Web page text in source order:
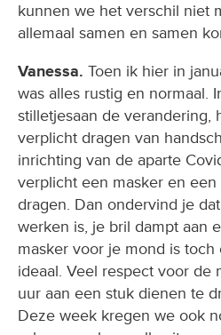
kunnen we het verschil niet
allemaal samen en samen
Vanessa. Toen ik hier in
was alles rustig en normaal.
stilletjesaan de verandering,
verplicht dragen van
inrichting van de aparte
verplicht een masker en
dragen. Dan ondervind je
werken is, je bril dampt aan
masker voor je mond is toch
ideaal. Veel respect voor de
uur aan een stuk dienen te
Deze week kregen we ook